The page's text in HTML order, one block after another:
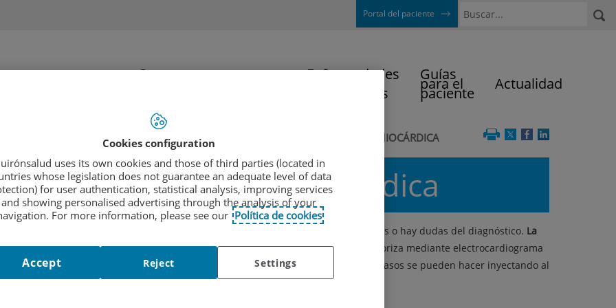
Portal del paciente
Cartera Enfermedades
Diagnósticas
Guías
para el
paciente
Actualidad
TÉCNICAS DIAGNÓSTICAS| PRUEBAS DE DETECCIÓN DE ISQUEMIA MIOCÁRDICA
de isquemia miocárdica
sufre falta de riego al miocardio (músculo del corazón), cuando existen sospechas o hay dudas del diagnóstico. La
sobre el cual el paciente tiene que correr o andar rápido; el corazón se monitoriza mediante electrocardiograma
durante el esfuerzo físico. Las pruebas de esfuerzo en determinados casos se pueden hacer inyectando al
ejemplo, cuando la persona no puede realizar ejercicio de calidad adecuada.
Cookies configuration
uses its own cookies and those of third parties (located in
whose legislation does not guarantee an adequate level of data
for user authentication, statistical analysis, improving services
and showing personalised advertising through the analysis of your
For more information, please see our Política de cookies
Settings
Reject
Accept